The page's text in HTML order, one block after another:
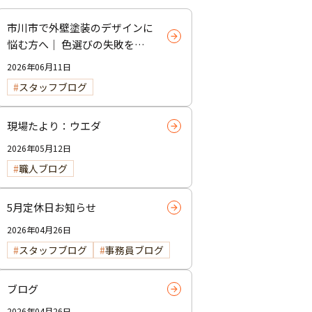
市川市で外壁塗装のデザインに
悩む方へ｜ 色選びの失敗を防
ぐポイント
2026年06月11日
スタッフブログ
現場たより：ウエダ
2026年05月12日
職人ブログ
5月定休日お知らせ
2026年04月26日
スタッフブログ 事務員ブログ
ブログ